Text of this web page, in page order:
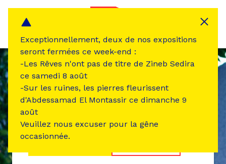
Exceptionnellement, deux de nos expositions
seront fermées ce week-end :
-Les Rêves n'ont pas de titre de Zineb Sedira
ce samedi 8 août
-Sur les ruines, les pierres fleurissent
d'Abdessamad El Montassir ce dimanche 9
août
Veuillez nous excuser pour la gêne
occasionnée.
Panneau de gestion des cookies